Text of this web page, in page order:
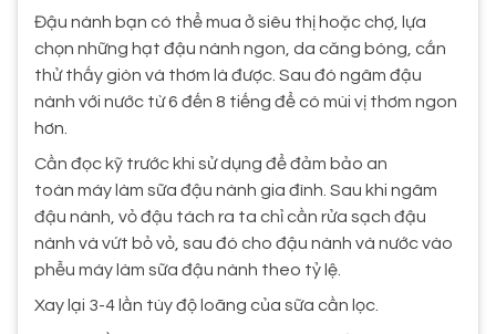
Đậu nành bạn có thể mua ở siêu thị hoặc chợ, lựa
chọn những hạt đậu nành ngon, da căng bóng, cắn
thử thấy giòn và thơm là được. Sau đó ngâm đậu
nành với nước từ 6 đến 8 tiếng để có mùi vị thơm ngon
hơn.
Cần đọc kỹ trước khi sử dụng để đảm bảo an
toàn máy làm sữa đậu nành gia đình. Sau khi ngâm
đậu nành, vỏ đậu tách ra ta chỉ cần rửa sạch đậu
nành và vứt bỏ vỏ, sau đó cho đậu nành và nước vào
phễu máy làm sữa đậu nành theo tỷ lệ.
Xay lại 3-4 lần tùy độ loãng của sữa cần lọc.